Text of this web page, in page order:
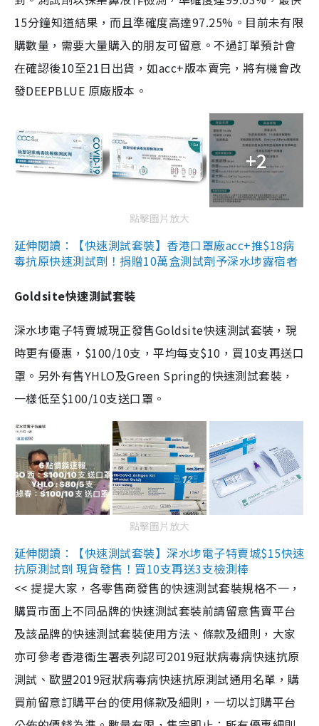
15分鐘知道結果，而且準確度高達97.25%。目前未有限
購數量，需要大量購入的朋友可留意。不過訂單預計會
在確認後10至21日出貨，如acc+版本賣完，將有機會改
發DEEPBLUE 原廠版本。
+2
點擊圖片放大
延伸閱讀：【快速測試套裝】香港口罩廠acc+推$18病
毒抗原快速測試劑！捐贈10萬盒測試劑予深水埗露宿者
Goldsite快速測試套裝
深水埗電子特賣城現正發售Goldsite快速測試套裝，現
時更有優惠，$100/10支，平均每支$10，買10支再送口
罩。另外有售YHLO及Green Spring的快速測試套裝，
一樣低至$100/10支送口罩。
點擊圖片放大
延伸閱讀：【快速測試套裝】深水埗電子特賣城$15快速
抗原測試劑 現貨發售！買10支再送3支檢測棒
<< 提提大家，各零售商發售的快速測試套裝規格不一，
購買市面上不同品牌的快速測試套裝前請留意售賣平台
及該品牌的快速測試套裝使用方法、條款及細則，大家
亦可參考香港衞生署表列認可2019冠狀病毒病快速抗原
測試、歐盟2019冠狀病毒病快速抗原測試通用名單，購
買前留意訂購平台的使用條款及細則，一切以訂購平台